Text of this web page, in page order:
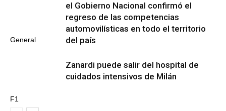
General
el Gobierno Nacional confirmó el
regreso de las competencias
automovilísticas en todo el territorio
del país
F1
Zanardi puede salir del hospital de
cuidados intensivos de Milán